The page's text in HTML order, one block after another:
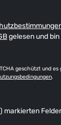
gelesen und
geschützt und es
.
markierten